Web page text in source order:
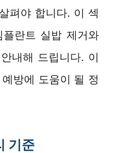
펴야 합니다. 이 섹
란트 실밥 제거와
내해 드립니다. 이
방에 도움이 될 정
기준